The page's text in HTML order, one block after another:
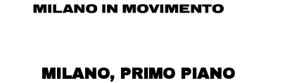
MILANO, PRIMO PIANO